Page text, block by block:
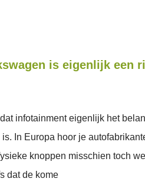
is eigenlijk een
infotainment eigenlijk het
In Europa hoor je
knoppen misschien toch
dat de kome